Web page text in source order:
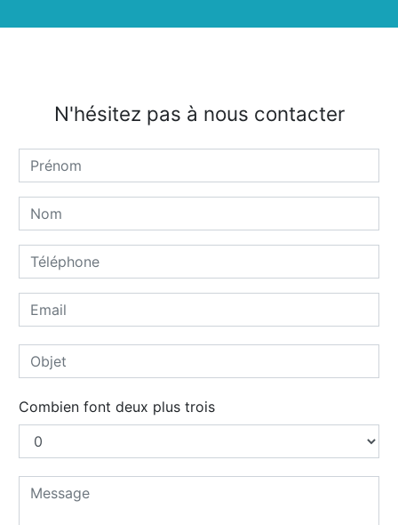
N'hésitez pas à nous contacter
Combien font deux plus trois